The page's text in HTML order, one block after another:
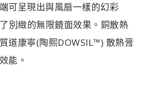
可呈現出與風扇一樣的幻彩
別緻的無限鏡面效果。銅散熱
道康寧(陶熙DOWSIL™) 散熱膏
能。